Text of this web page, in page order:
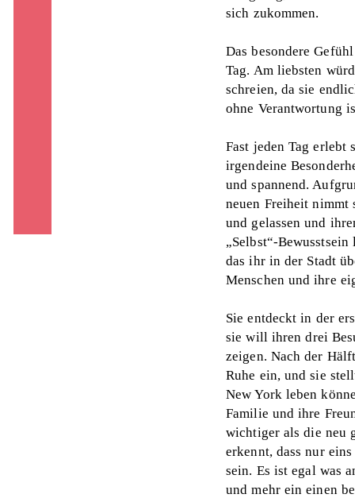
sich zukommen.
Das besondere
Tag. Am liebsten
schreien, da sie
ohne Verantwortung
Fast jeden Tag erlebt
irgendeine
und spannend.
neuen Freiheit nimmt
und gelassen und
„Selbst“-
das ihr in der Stadt
Menschen und ihre
Sie entdeckt in der
sie will ihren drei
zeigen. Nach der
Ruhe ein, und sie
New York leben
Familie und ihre
wichtiger als die neu
erkennt, dass nur
sein. Es ist egal was
und mehr ein einen